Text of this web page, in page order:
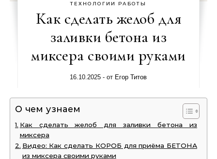
ТЕХНОЛОГИИ РАБОТЫ
Как сделать желоб для
заливки бетона из
миксера своими руками
16.10.2025 - от Егор Титов
О чем узнаем
Как сделать желоб для заливки бетона из
миксера
Видео: Как сделать КОРОБ для приёма БЕТОНА
из миксера своими руками